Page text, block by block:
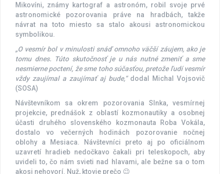
Mikovíni, známy kartograf a astronóm, robil svoje prvé
astronomické pozorovania práve na hradbách, takže
návrat na toto miesto sa stalo akousi astronomickou
symbolikou.
„O vesmír bol v minulosti snáď omnoho väčší záujem, ako je
tomu dnes. Túto skutočnosť je u nás nutné zmeniť a sme
nesmierne poctení, že sme toho súčasťou, pretože ľudí vesmír
vždy zaujímal a zaujímať aj bude,“dodal Michal Vojsovič
(SOSA)
Návštevníkom sa okrem pozorovania Slnka, vesmírnej
projekcie, prednášok z oblastí kozmonautiky a osobnej
účasti druhého slovenského kozmonauta Roba Vokála,
dostalo vo večerných hodinách pozorovanie nočnej
oblohy a Mesiaca. Návštevníci preto aj po oficiálnom
uzavretí hradieb nedočkavo čakali pri teleskopoch, aby
uvideli to, čo nám svieti nad hlavami, ale bežne sa o tom
akosi nehovorí. Nuž, ktovie prečo 😉